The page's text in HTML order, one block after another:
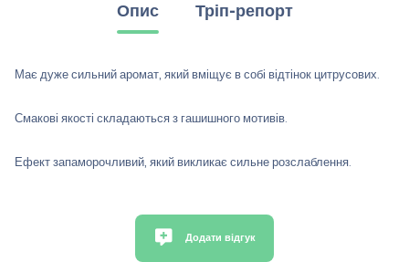
Опис Тріп-репорт
Має дуже сильний аромат, який вміщує в собі відтінок цитрусових.
Смакові якості складаються з гашишного мотивів.
Ефект запаморочливий, який викликає сильне розслаблення.
Додати відгук